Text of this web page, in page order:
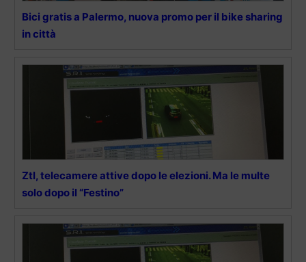
Bici gratis a Palermo, nuova promo per il bike sharing
in città
Ztl, telecamere attive dopo le elezioni. Ma le multe
solo dopo il “Festino”